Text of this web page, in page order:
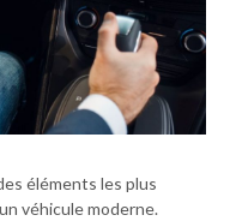
éléments les plus
véhicule moderne.